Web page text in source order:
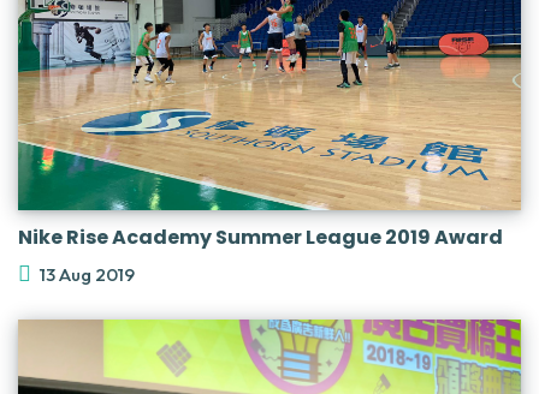
Nike Rise Academy Summer League 2019 Award
13 Aug 2019